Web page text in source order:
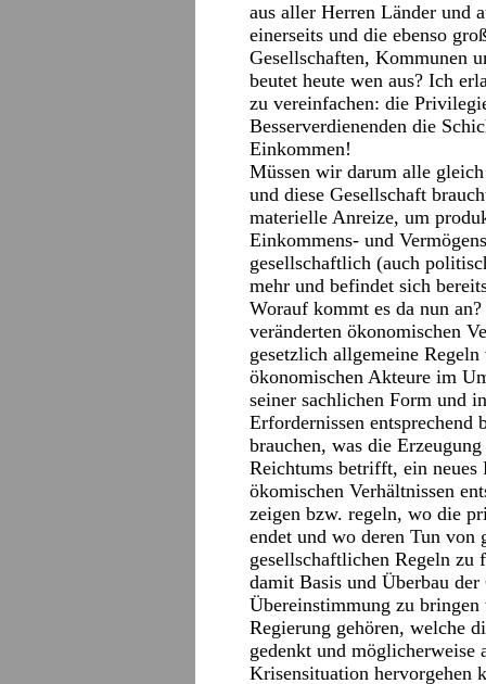
aus aller Herren Länder und
einerseits und die ebenso
Gesellschaften, Kommunen
beutet heute wen aus? Ich
zu vereinfachen: die
Besserverdienenden die
Einkommen!
Müssen wir darum alle
und diese Gesellschaft
materielle Anreize, um
Einkommens- und
gesellschaftlich (auch
mehr und befindet sich
Worauf kommt es da nun
veränderten ökonomischen
gesetzlich allgemeine
ökonomischen Akteure im
seiner sachlichen Form und
Erfordernissen entsprechend
brauchen, was die
Reichtums betrifft, ein neues
ökomischen Verhältnissen
zeigen bzw. regeln, wo die
endet und wo deren Tun von
gesellschaftlichen Regeln zu
damit Basis und Überbau
Übereinstimmung zu
Regierung gehören, welche
gedenkt und möglicherweise
Krisensituation hervorgehen